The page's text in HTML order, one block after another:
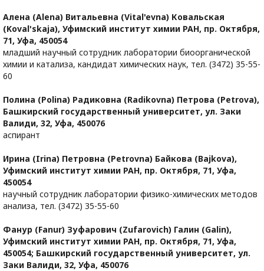
Алена (Alena) Витальевна (Vital'evna) Ковальская
(Koval'skaja), Уфимский институт химии РАН, пр. Октября,
71, Уфа, 450054
младший научный сотрудник лаборатории биоорганической
химии и катализа, кандидат химических наук, тел. (3472) 35-55-
60
Полина (Polina) Радиковна (Radikovna) Петрова (Petrova),
Башкирский государственный университет, ул. Заки
Валиди, 32, Уфа, 450076
аспирант
Ирина (Irina) Петровна (Petrovna) Байкова (Bajkova),
Уфимский институт химии РАН, пр. Октября, 71, Уфа,
450054
научный сотрудник лаборатории физико-химических методов
анализа, тел. (3472) 35-55-60
Фанур (Fanur) Зуфарович (Zufarovich) Галин (Galin),
Уфимский институт химии РАН, пр. Октября, 71, Уфа,
450054; Башкирский государственный университет, ул.
Заки Валиди, 32, Уфа, 450076